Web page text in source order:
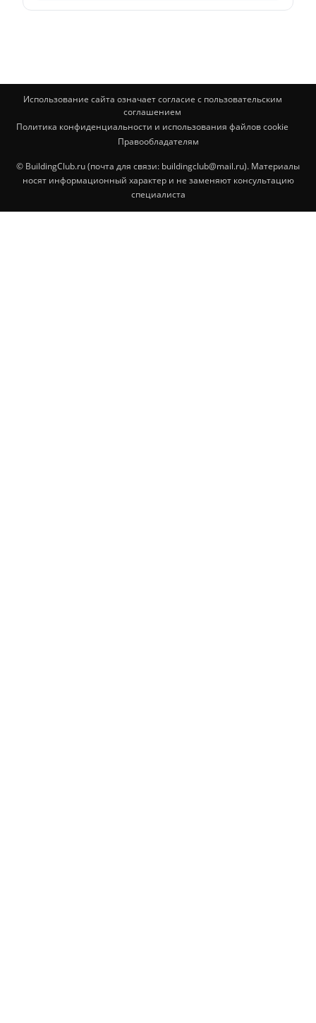
Использование сайта означает согласие с пользовательским
соглашением
Политика конфиденциальности и использования файлов cookie
Правообладателям
© BuildingClub.ru (почта для связи: buildingclub@mail.ru). Материалы
носят информационный характер и не заменяют консультацию
специалиста